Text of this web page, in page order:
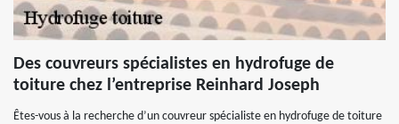
Des couvreurs spécialistes en hydrofuge de
toiture chez l’entreprise Reinhard Joseph
Êtes-vous à la recherche d’un couvreur spécialiste en hydrofuge de toiture